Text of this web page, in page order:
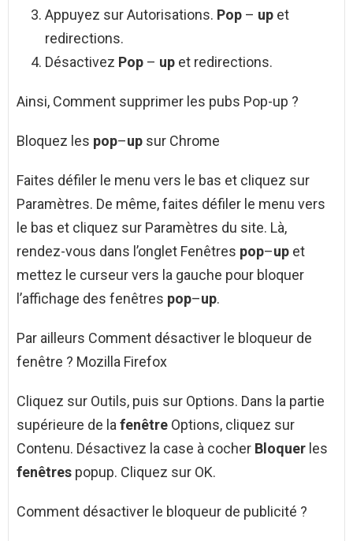
Appuyez sur Autorisations. Pop – up et
redirections.
Désactivez Pop – up et redirections.
Ainsi, Comment supprimer les pubs Pop-up ?
Bloquez les pop–up sur Chrome
Faites défiler le menu vers le bas et cliquez sur
Paramètres. De même, faites défiler le menu vers
le bas et cliquez sur Paramètres du site. Là,
rendez-vous dans l’onglet Fenêtres pop–up et
mettez le curseur vers la gauche pour bloquer
l’affichage des fenêtres pop–up.
Par ailleurs Comment désactiver le bloqueur de
fenêtre ? Mozilla Firefox
Cliquez sur Outils, puis sur Options. Dans la partie
supérieure de la fenêtre Options, cliquez sur
Contenu. Désactivez la case à cocher Bloquer les
fenêtres popup. Cliquez sur OK.
Comment désactiver le bloqueur de publicité ?